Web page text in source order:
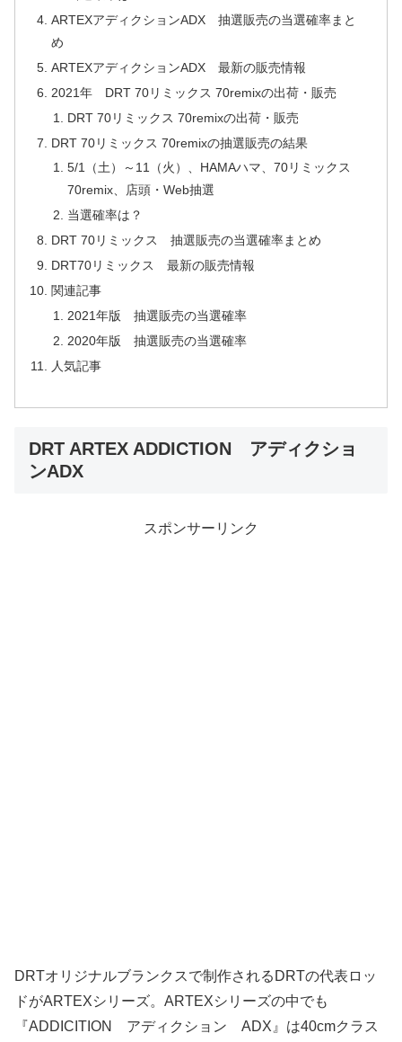
ARTEXアディクションADX 抽選販売の当選確率まと
め
ARTEXアディクションADX 最新の販売情報
2021年 DRT 70リミックス 70remixの出荷・販売
DRT 70リミックス 70remixの出荷・販売
DRT 70リミックス 70remixの抽選販売の結果
5/1（土）～11（火）、HAMAハマ、70リミックス
70remix、店頭・Web抽選
当選確率は？
DRT 70リミックス 抽選販売の当選確率まとめ
DRT70リミックス 最新の販売情報
関連記事
2021年版 抽選販売の当選確率
2020年版 抽選販売の当選確率
人気記事
DRT ARTEX ADDICTION アディクショ
ンADX
スポンサーリンク
DRTオリジナルブランクスで制作されるDRTの代表ロッ
ドがARTEXシリーズ。ARTEXシリーズの中でも
『ADDICITION アディクション ADX』は40cmクラス